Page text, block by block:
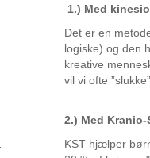
1.) Med
Det er en
logiske) og den
kreative
vil vi ofte
2.) Med Kranio-
KST hjælper